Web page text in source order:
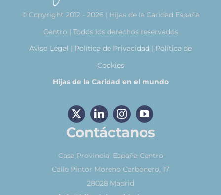
© Copyright 2012 - 2026 | Hijas de la Caridad España
Centro | Todos los derechos reservados
Aviso Legal | Política de Privacidad | Política de
Cookies
Hijas de la Caridad en el mundo
Contáctanos
Casa Provincial España Centro
Calle Pintor Moreno Carbonero, 17
28028 Madrid